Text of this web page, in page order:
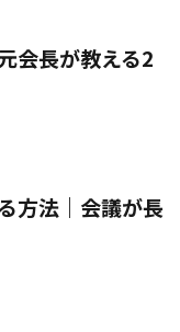
会長が教える2
方法｜会議が長